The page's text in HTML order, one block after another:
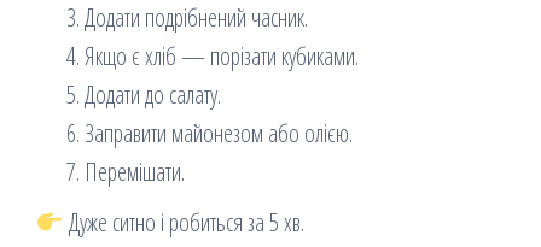
Додати подрібнений часник.
Якщо є хліб — порізати кубиками.
Додати до салату.
Заправити майонезом або олією.
Перемішати.
Дуже ситно і робиться за 5 хв.